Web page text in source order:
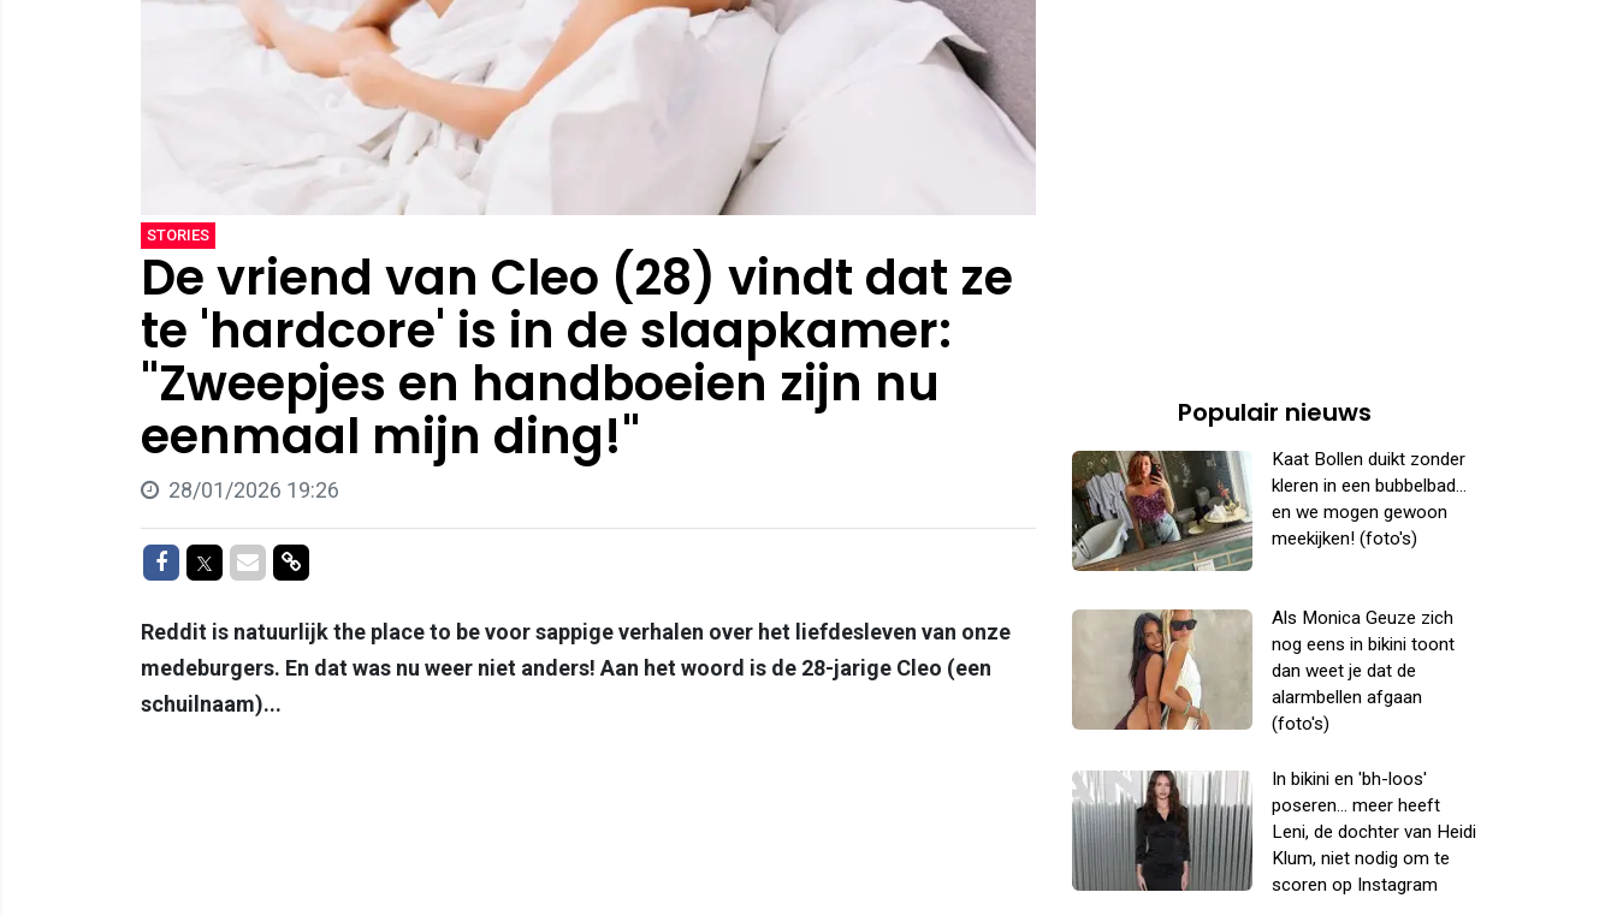
STORIES
De vriend van Cleo (28) vindt dat ze
te 'hardcore' is in de slaapkamer:
"Zweepjes en handboeien zijn nu
eenmaal mijn ding!"
28/01/2026 19:26
Delen op Facebook
Delen op Twitter
Delen via Mail
Delen via link
Reddit is natuurlijk the place to be voor sappige verhalen over het liefdesleven van onze
medeburgers. En dat was nu weer niet anders! Aan het woord is de 28-jarige Cleo (een
schuilnaam)...
Populair nieuws
Kaat Bollen duikt zonder
kleren in een bubbelbad...
en we mogen gewoon
meekijken! (foto's)
Als Monica Geuze zich
nog eens in bikini toont
dan weet je dat de
alarmbellen afgaan
(foto's)
In bikini en 'bh-loos'
poseren... meer heeft
Leni, de dochter van Heidi
Klum, niet nodig om te
scoren op Instagram